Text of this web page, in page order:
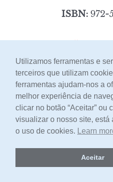
ISBN:972-
2026 -
Utilizamos ferramentas e
terceiros que utilizam
ferramentas ajudam-nos a
melhor experiência de
clicar no botão “Aceitar” ou
visualizar o nosso site, está
o uso de cookies. Learn
Aceitar